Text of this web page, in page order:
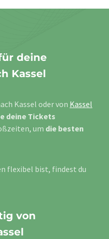
deine
Kassel
Kassel oder von Kassel
deine Tickets
um die besten
flexibel bist, findest du
von